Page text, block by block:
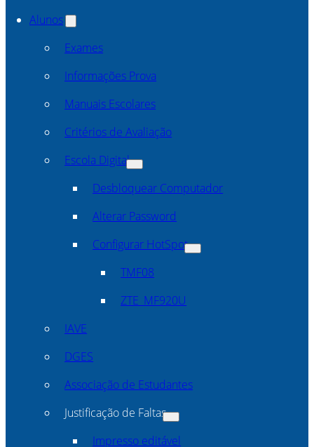
Alunos
Exames
Informações Prova
Manuais Escolares
Critérios de Avaliação
Escola Digital
Desbloquear Computador
Alterar Password
Configurar HotSpot
TMF08
ZTE_MF920U
IAVE
DGES
Associação de Estudantes
Justificação de Faltas
Impresso editável